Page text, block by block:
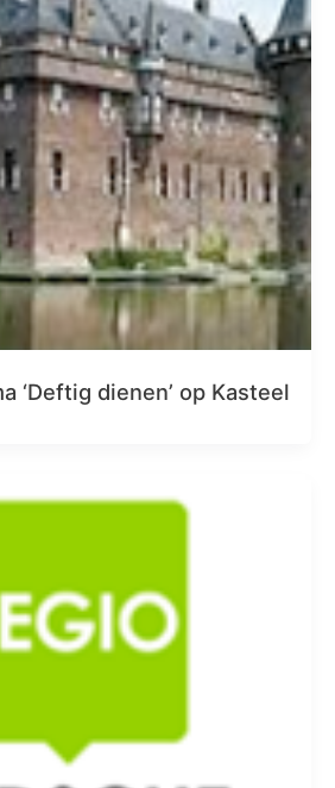
‘Deftig dienen’ op Kasteel